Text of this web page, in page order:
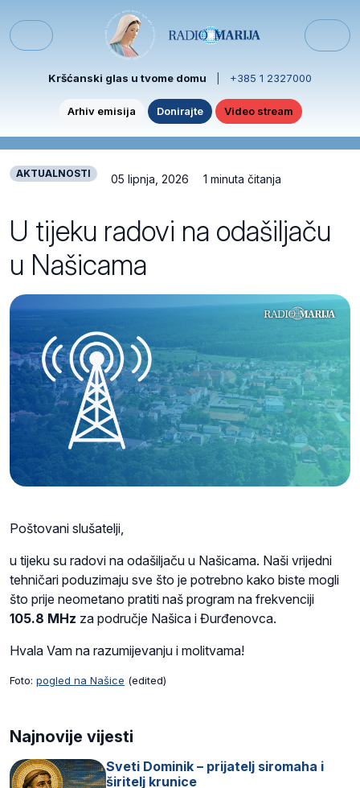
Menu
Kršćanski glas u tvome domu +385 1 2327000
Arhiv emisija Donirajte Video stream
AKTUALNOSTI 05 lipnja, 2026 1 minuta čitanja
U tijeku radovi na odašiljaču
u Našicama
Poštovani slušatelji,
u tijeku su radovi na odašiljaču u Našicama. Naši vrijedni
tehničari poduzimaju sve što je potrebno kako biste mogli
što prije neometano pratiti naš program na frekvenciji
105.8 MHz za područje Našica i Đurđenovca.
Hvala Vam na razumijevanju i molitvama!
Foto: pogled na Našice (edited)
Najnovije vijesti
Sveti Dominik – prijatelj siromaha i
širitelj krunice